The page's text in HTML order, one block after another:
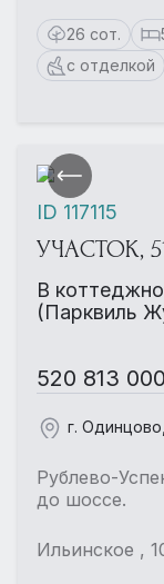
26 сот.
с отделкой
УЧАСТОК,
В
(Парквиль
520 813
г.
Рублево-
до шоссе.
Ильинское ,
ID 117115